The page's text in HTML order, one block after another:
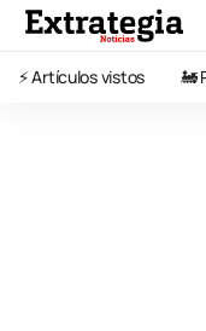
⚡️ Artículos vistos 🚂